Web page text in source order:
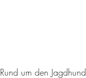
Rund um den Jagdhund